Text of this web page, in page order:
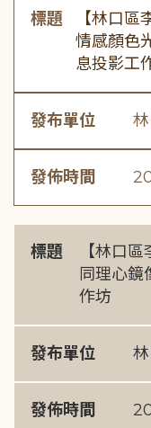
標題
【林口區
情感顏色
息投影工
發布單位
發佈時間
標題
【林口
同理心鏡
作坊
發布單位
發佈時間